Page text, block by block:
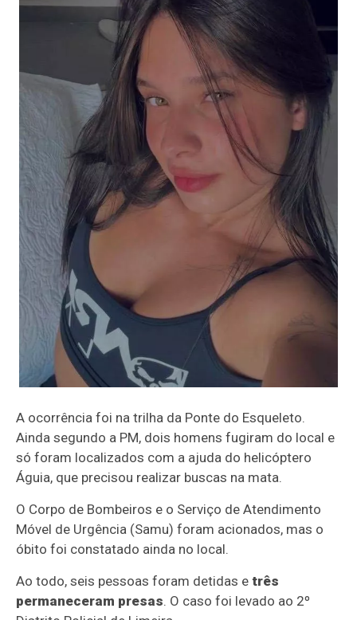
A ocorrência foi na trilha da Ponte do Esqueleto.
Ainda segundo a PM, dois homens fugiram do local e
só foram localizados com a ajuda do helicóptero
Águia, que precisou realizar buscas na mata.
O Corpo de Bombeiros e o Serviço de Atendimento
Móvel de Urgência (Samu) foram acionados, mas o
óbito foi constatado ainda no local.
Ao todo, seis pessoas foram detidas etrês
permaneceram presas. O caso foi levado ao 2º